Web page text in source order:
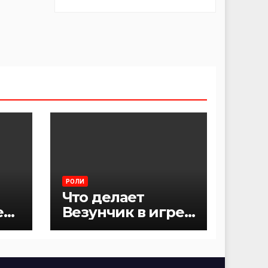
РОЛИ
Что делает
Везунчик в игре
Мафия?